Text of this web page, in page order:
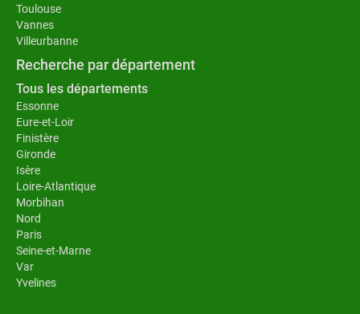
Toulouse
Vannes
Villeurbanne
Recherche par département
Tous les départements
Essonne
Eure-et-Loir
Finistère
Gironde
Isère
Loire-Atlantique
Morbihan
Nord
Paris
Seine-et-Marne
Var
Yvelines